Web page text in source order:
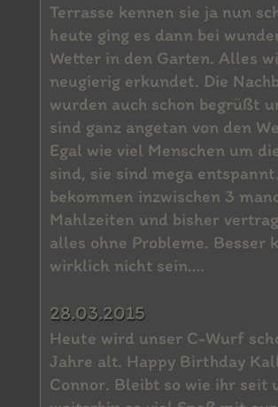
Terrasse kennen sie ja nun
heute ging es dann bei
Wetter in den Garten. Alles
neugierig erkundet. Die
wurden auch schon begrüßt
sind ganz angetan von den
Egal wie viel Menschen um
sind, sie sind mega
bekommen inzwischen 3
Mahlzeiten und bisher
alles ohne Probleme. Besser
wirklich nicht sein….
28.03.2015
Heute wird unser C-Wurf
Jahre alt. Happy Birthday
Connor. Bleibt so wie ihr seit